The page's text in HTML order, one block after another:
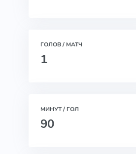
ГОЛОВ / МАТЧ
1
МИНУТ / ГОЛ
90